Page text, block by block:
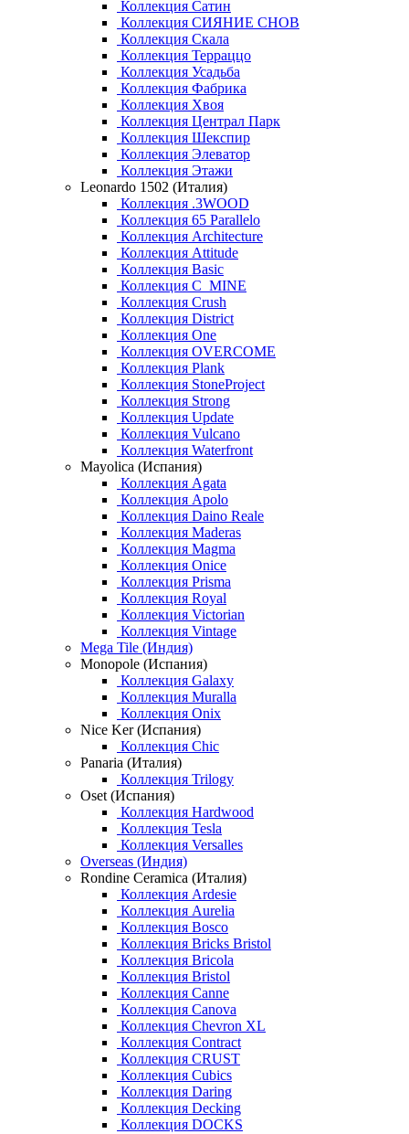
Коллекция Сатин
Коллекция СИЯНИЕ СНОВ
Коллекция Скала
Коллекция Терраццо
Коллекция Усадьба
Коллекция Фабрика
Коллекция Хвоя
Коллекция Централ Парк
Коллекция Шекспир
Коллекция Элеватор
Коллекция Этажи
Leonardo 1502 (Италия)
Коллекция .3WOOD
Коллекция 65 Parallelo
Коллекция Architecture
Коллекция Attitude
Коллекция Basic
Коллекция C_MINE
Коллекция Crush
Коллекция District
Коллекция One
Коллекция OVERCOME
Коллекция Plank
Коллекция StoneProject
Коллекция Strong
Коллекция Update
Коллекция Vulcano
Коллекция Waterfront
Mayolica (Испания)
Коллекция Agata
Коллекция Apolo
Коллекция Daino Reale
Коллекция Maderas
Коллекция Magma
Коллекция Onice
Коллекция Prisma
Коллекция Royal
Коллекция Victorian
Коллекция Vintage
Mega Tile (Индия)
Monopole (Испания)
Коллекция Galaxy
Коллекция Muralla
Коллекция Onix
Nice Ker (Испания)
Коллекция Chic
Panaria (Италия)
Коллекция Trilogy
Oset (Испания)
Коллекция Hardwood
Коллекция Tesla
Коллекция Versalles
Overseas (Индия)
Rondine Ceramica (Италия)
Коллекция Ardesie
Коллекция Aurelia
Коллекция Bosco
Коллекция Bricks Bristol
Коллекция Bricola
Коллекция Bristol
Коллекция Canne
Коллекция Canova
Коллекция Chevron XL
Коллекция Contract
Коллекция CRUST
Коллекция Cubics
Коллекция Daring
Коллекция Decking
Коллекция DOCKS